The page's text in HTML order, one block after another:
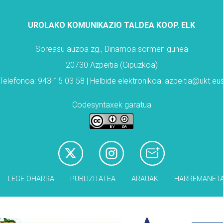
UROLAKO KOMUNIKAZIO TALDEA KOOP. ELK
Soreasu auzoa zg., Dinamoa sormen gunea
20730 Azpeitia (Gipuzkoa)
943-15 03 58 | Helbide elektronikoa:
Codesyntaxek garatua
LEGE OHARRA PUBLIZITATEA ARAUAK